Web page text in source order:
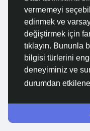
vermemeyi
edinmek ve
değiştirmek için
tıklayın. Bununla
bilgisi türlerini
deneyiminiz ve
durumdan
© 2026 Özelim
Hakkımızda Koşullar
Destek Merkezi